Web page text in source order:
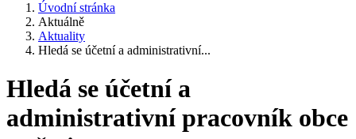
Úvodní stránka
Aktuálně
Aktuality
Hledá se účetní a administrativní...
Hledá se účetní a
administrativní pracovník obce